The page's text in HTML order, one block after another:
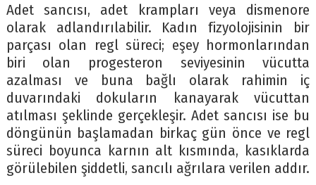
Adet sancısı, adet krampları veya dismenore
olarak adlandırılabilir. Kadın fizyolojisinin bir
parçası olan regl süreci; eşey hormonlarından
biri olan progesteron seviyesinin vücutta
azalması ve buna bağlı olarak rahimin iç
duvarındaki dokuların kanayarak vücuttan
atılması şeklinde gerçekleşir. Adet sancısı ise bu
döngünün başlamadan birkaç gün önce ve regl
süreci boyunca karnın alt kısmında, kasıklarda
görülebilen şiddetli, sancılı ağrılara verilen addır.